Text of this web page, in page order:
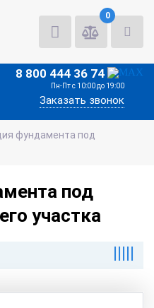
0
8 800 444 36 74
Пн-Пт с 10:00 до 19:00
Заказать звонок
фундамента под
под
участка
|||||